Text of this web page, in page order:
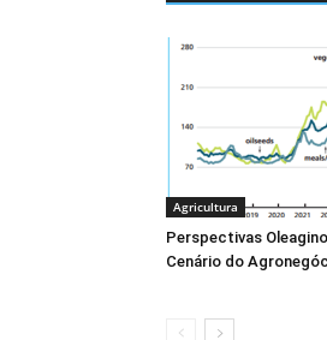
Agricultura
Perspectivas
Cenário do